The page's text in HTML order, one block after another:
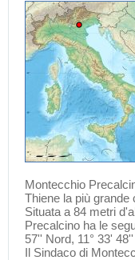
Montecchio
Thiene la più grande
Situata a 84 metri
Precalcino ha le
57'' Nord, 11° 33'
Il Sindaco di